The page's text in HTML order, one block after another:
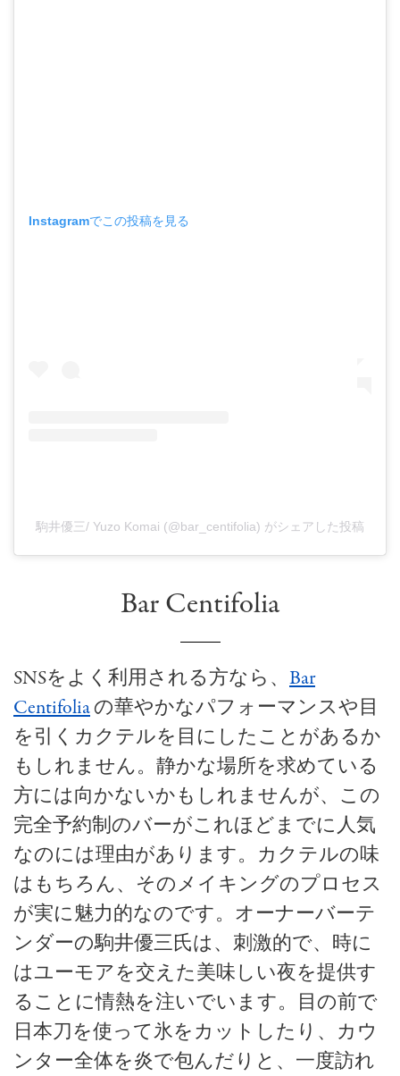
Instagramでこの投稿を見る
駒井優三/ Yuzo Komai (@bar_centifolia) がシェアした投稿
Bar Centifolia
SNSをよく利用される方なら、 Bar
Centifoliaの華やかなパフォーマンスや目
を引くカクテルを目にしたことがあるか
もしれません。静かな場所を求めている
方には向かないかもしれませんが、この
完全予約制のバーがこれほどまでに人気
なのには理由があります。カクテルの味
はもちろん、そのメイキングのプロセス
が実に魅力的なのです。オーナーバーテ
ンダーの駒井優三氏は、刺激的で、時に
はユーモアを交えた美味しい夜を提供す
ることに情熱を注いでいます。目の前で
日本刀を使って氷をカットしたり、カウ
ンター全体を炎で包んだりと、一度訪れ